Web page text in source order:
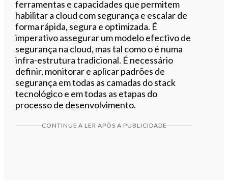
ferramentas e capacidades que permitem
habilitar a cloud com segurança e escalar de
forma rápida, segura e optimizada. É
imperativo assegurar um modelo efectivo de
segurança na cloud, mas tal como o é numa
infra-estrutura tradicional. É necessário
definir, monitorar e aplicar padrões de
segurança em todas as camadas do stack
tecnológico e em todas as etapas do
processo de desenvolvimento.
CONTINUE A LER APÓS A PUBLICIDADE